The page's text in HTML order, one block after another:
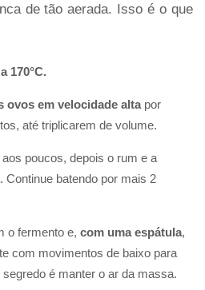
de tão aerada. Isso é o que
170°C.
ovos em velocidade altapor
até triplicarem de volume.
poucos, depois o rum e a
Continue batendo por mais 2
o fermento e, com uma espátula,
com movimentos de baixo para
é manter o ar da massa.